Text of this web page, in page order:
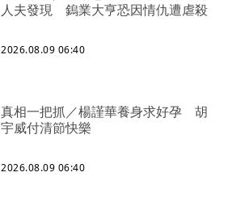
人夫發現 鎢業大亨恐因情仇遭虐殺
2026.08.09 06:40
真相一把抓／楊謹華養身求好孕 胡
宇威付清節快樂
2026.08.09 06:40